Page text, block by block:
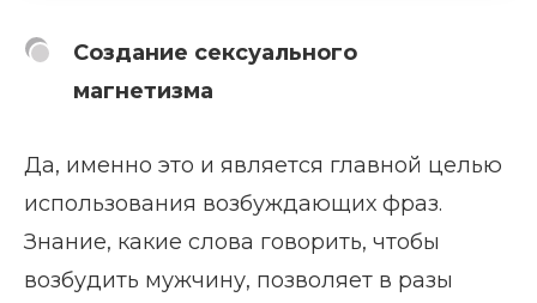
Создание сексуального
магнетизма
Да, именно это и является главной целью
использования возбуждающих фраз.
Знание, какие слова говорить, чтобы
возбудить мужчину, позволяет в разы